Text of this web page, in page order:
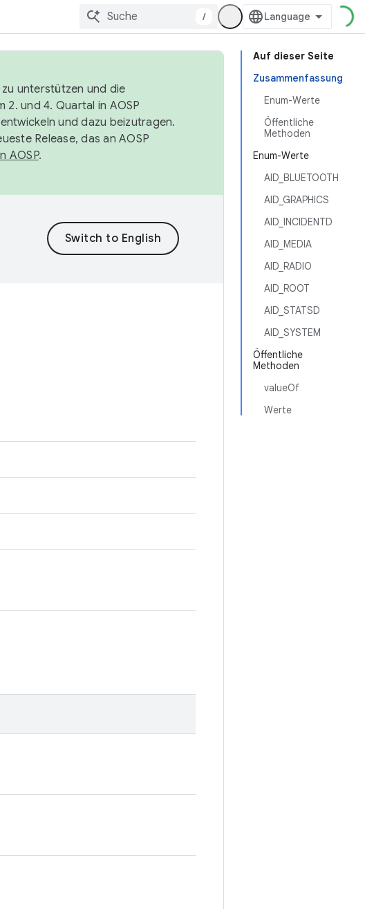
/
Auf dieser Seite
Zusammenfassung
Enum-Werte
Öffentliche
Methoden
Enum-Werte
AID_BLUETOOTH
AID_GRAPHICS
AID_INCIDENTD
AID_MEDIA
AID_RADIO
AID_ROOT
AID_STATSD
AID_SYSTEM
Öffentliche
Methoden
valueOf
Werte
unterstützen und die
und 4. Quartal in AOSP
entwickeln und dazu beizutragen.
Release, das an AOSP
AOSP.